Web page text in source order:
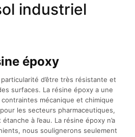
industriel
époxy
d’être très résistante et
surfaces. La résine époxy a une
mécanique et chimique
les secteurs pharmaceutiques,
à l’eau. La résine époxy n’a
nous soulignerons seulement